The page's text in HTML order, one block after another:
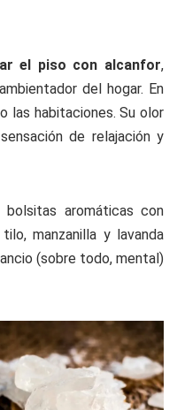
el piso con alcanfor,
del hogar. En
las habitaciones. Su olor
de relajación y
bolsitas aromáticas con
manzanilla y lavanda
(sobre todo, mental)